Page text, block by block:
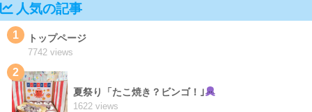
人気の記事
1 トップページ
7742 views
2
夏祭り「たこ焼き？ビンゴ！｣
1622 views